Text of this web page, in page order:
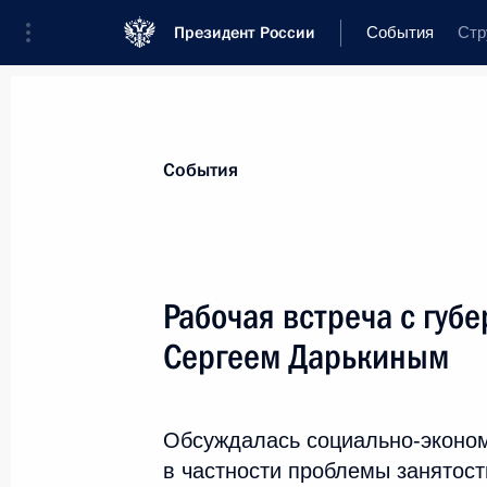
Президент России События
Новости
15 декабря 2009 года, вторник
Щепкинского училища с 200-
15 декабря 2009 года, 18:00
События
Рабочая встреча с
Сергеем Дарькиным
Обсуждалась социально-
в частности проблемы